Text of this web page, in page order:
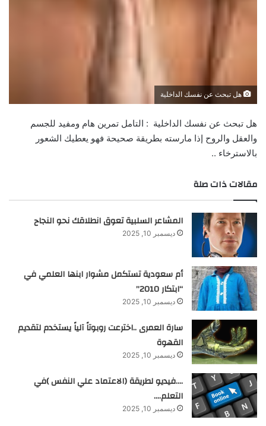
هل تبحث عن نفسك الداخلية
هل تبحث عن نفسك الداخلية : التامل تمرين هام ومفيد للجسم
والعقل والروح إذا مارسته بطريقة صحيحة فهو يعطيك الشعور
بالاسترخاء ..
مقالات ذات صلة
المشاعر السلبية تعوق انطلاقك نحو النجاح
ديسمبر 10, 2025
أم سعودية تستكمل مشوار ابنها العلمي في
“ابتكار 2010”
ديسمبر 10, 2025
سارة العمرى ..اخترعت روبوتاً آلياً يستخدم لتقديم
القهوة
ديسمبر 10, 2025
….فيديو لطريقة (الاعتماد علي النفس )في
التعلم….
ديسمبر 10, 2025